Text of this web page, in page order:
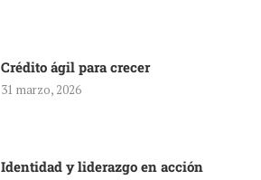
Crédito ágil para crecer
31 marzo, 2026
Identidad y liderazgo en acción